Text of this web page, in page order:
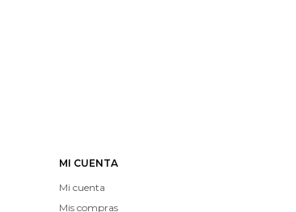
MI CUENTA
Mi cuenta
Mis compras